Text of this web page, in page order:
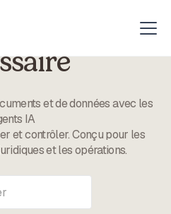
et de données avec les
IA
et contrôler. Conçu pour les
et les opérations.